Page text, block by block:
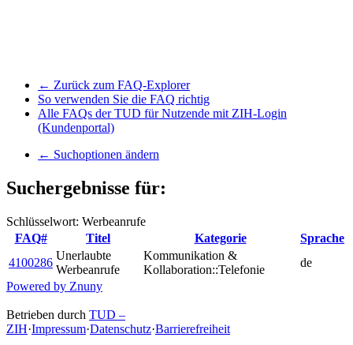
← Zurück zum FAQ-Explorer
So verwenden Sie die FAQ richtig
Alle FAQs der TUD für Nutzende mit ZIH-Login
(Kundenportal)
← Suchoptionen ändern
Suchergebnisse für:
Schlüsselwort: Werbeanrufe
FAQ#
Titel Kategorie
Sprache
4100286
Unerlaubte
Werbeanrufe
Kommunikation &
Kollaboration::Telefonie
de
Powered by Znuny
Betrieben durch TUD –
ZIH·Impressum·Datenschutz·Barrierefreiheit